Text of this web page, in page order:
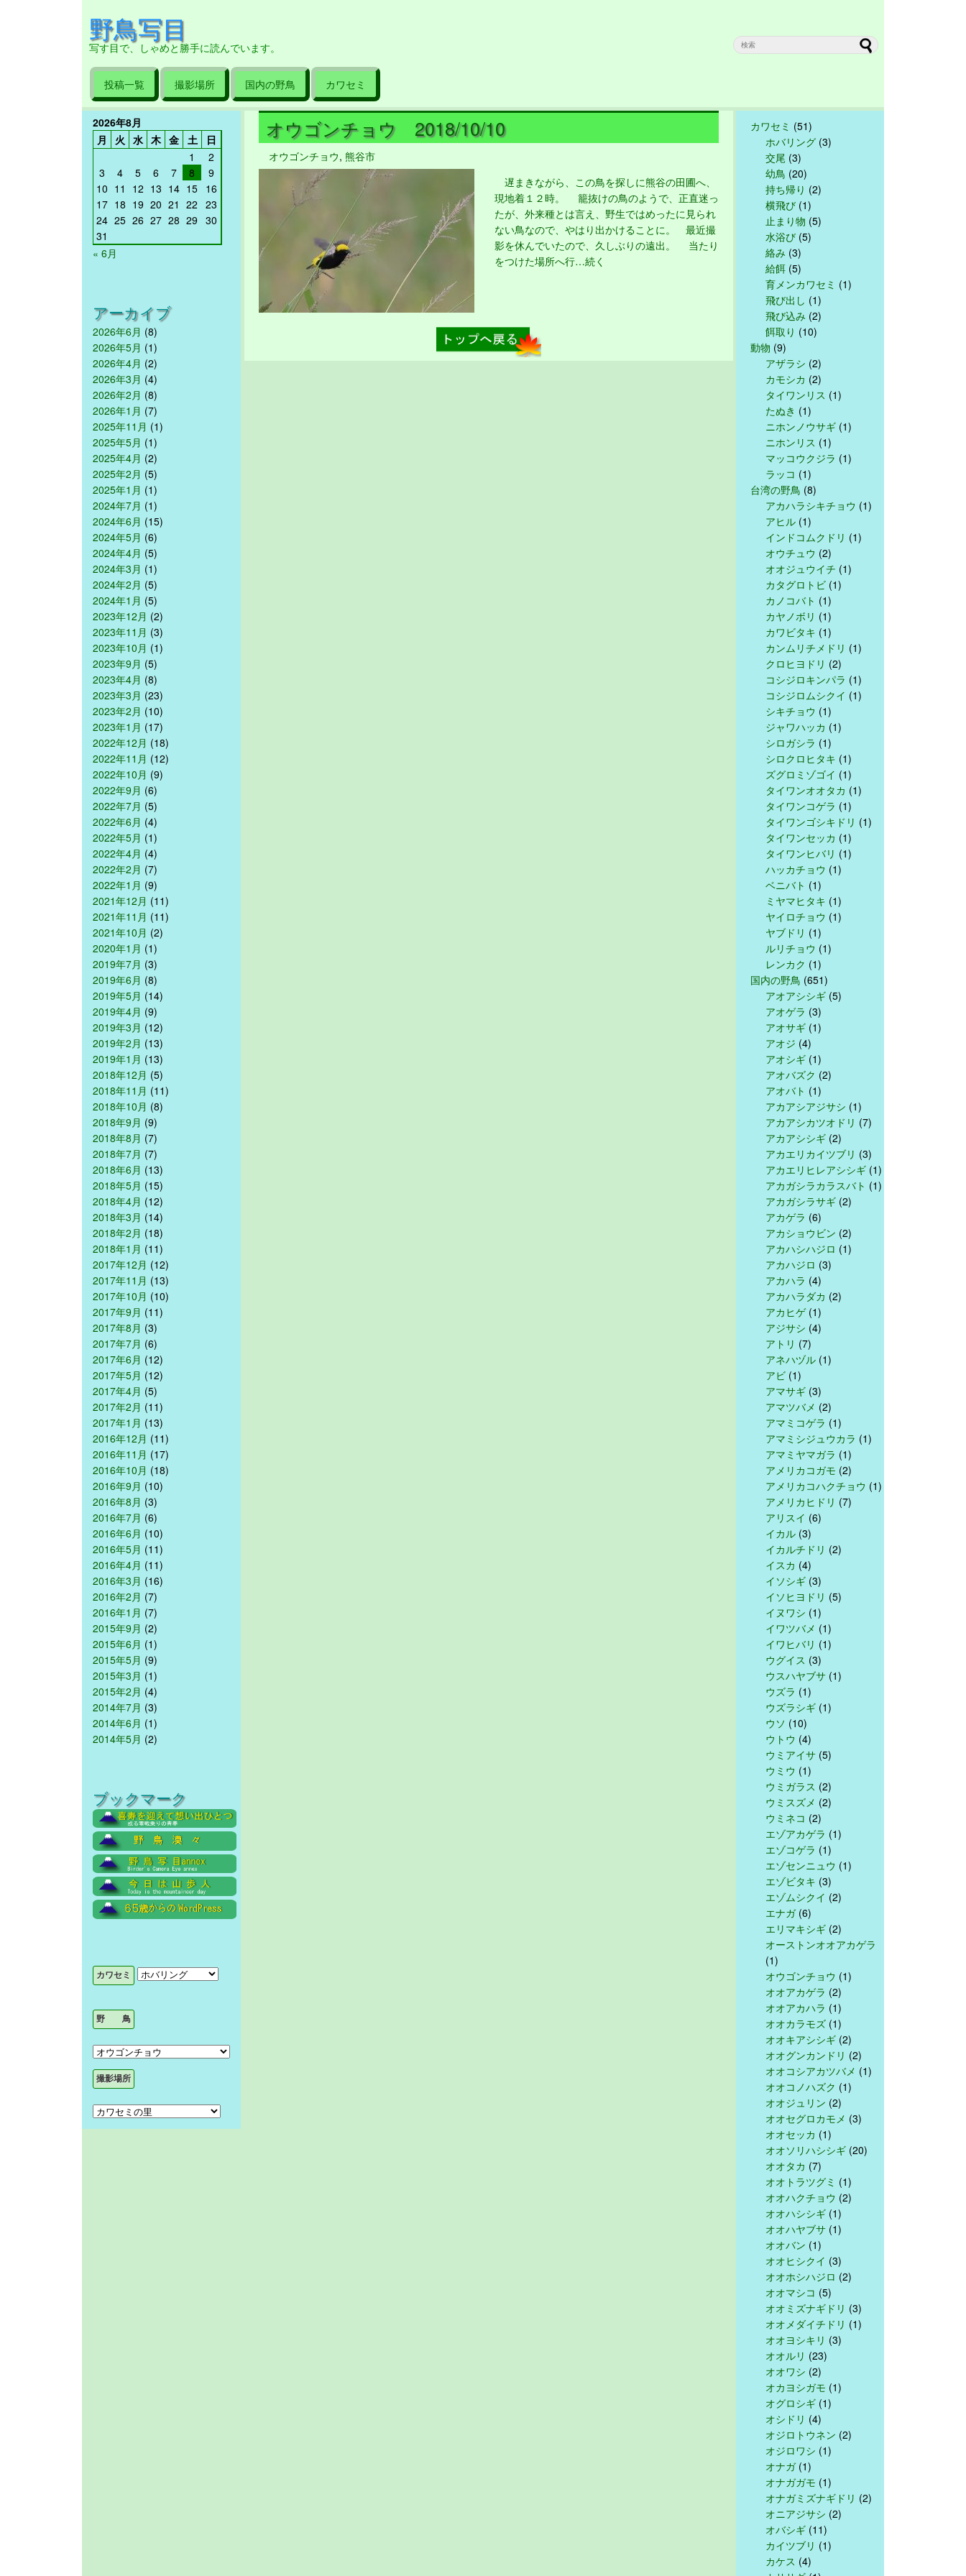
野鳥写目
写す目で、しゃめと勝手に読んでいます。
投稿一覧 撮影場所 国内の野鳥 カワセミ
2026年8月
月
火 水 木 金 土
日
1
2
3
4 5 6 7 8
9
10 11 12 13 14 15 16
17 18 19 20 21 22 23
24 25 26 27 28 29 30
31
« 6月
アーカイブ
2026年6月 (8)
2026年5月 (1)
2026年4月 (2)
2026年3月 (4)
2026年2月 (8)
2026年1月 (7)
2025年11月 (1)
2025年5月 (1)
2025年4月 (2)
2025年2月 (5)
2025年1月 (1)
2024年7月 (1)
2024年6月 (15)
2024年5月 (6)
2024年4月 (5)
2024年3月 (1)
2024年2月 (5)
2024年1月 (5)
2023年12月 (2)
2023年11月 (3)
2023年10月 (1)
2023年9月 (5)
2023年4月 (8)
2023年3月 (23)
2023年2月 (10)
2023年1月 (17)
2022年12月 (18)
2022年11月 (12)
2022年10月 (9)
2022年9月 (6)
2022年7月 (5)
2022年6月 (4)
2022年5月 (1)
2022年4月 (4)
2022年2月 (7)
2022年1月 (9)
2021年12月 (11)
2021年11月 (11)
2021年10月 (2)
2020年1月 (1)
2019年7月 (3)
2019年6月 (8)
2019年5月 (14)
2019年4月 (9)
2019年3月 (12)
2019年2月 (13)
2019年1月 (13)
2018年12月 (5)
2018年11月 (11)
2018年10月 (8)
2018年9月 (9)
2018年8月 (7)
2018年7月 (7)
2018年6月 (13)
2018年5月 (15)
2018年4月 (12)
2018年3月 (14)
2018年2月 (18)
2018年1月 (11)
2017年12月 (12)
2017年11月 (13)
2017年10月 (10)
2017年9月 (11)
2017年8月 (3)
2017年7月 (6)
2017年6月 (12)
2017年5月 (12)
2017年4月 (5)
2017年2月 (11)
2017年1月 (13)
2016年12月 (11)
2016年11月 (17)
2016年10月 (18)
2016年9月 (10)
2016年8月 (3)
2016年7月 (6)
2016年6月 (10)
2016年5月 (11)
2016年4月 (11)
2016年3月 (16)
2016年2月 (7)
2016年1月 (7)
2015年9月 (2)
2015年6月 (1)
2015年5月 (9)
2015年3月 (1)
2015年2月 (4)
2014年7月 (3)
2014年6月 (1)
2014年5月 (2)
ブックマーク
オウゴンチョウ 2018/10/10
オウゴンチョウ, 熊谷市
遅まきながら、この鳥を探しに熊谷の田圃へ、
現地着１２時。 籠抜けの鳥のようで、正直迷っ
たが、外来種とは言え、野生ではめったに見られ
ない鳥なので、やはり出かけることに。 最近撮
影を休んでいたので、久しぶりの遠出。 当たり
をつけた場所へ行…続く
カワセミ (51)
ホバリング (3)
交尾 (3)
幼鳥 (20)
持ち帰り (2)
横飛び (1)
止まり物 (5)
水浴び (5)
絡み (3)
給餌 (5)
育メンカワセミ (1)
飛び出し (1)
飛び込み (2)
餌取り (10)
動物 (9)
アザラシ (2)
カモシカ (2)
タイワンリス (1)
たぬき (1)
ニホンノウサギ (1)
ニホンリス (1)
マッコウクジラ (1)
ラッコ (1)
台湾の野鳥 (8)
アカハラシキチョウ (1)
アヒル (1)
インドコムクドリ (1)
オウチュウ (2)
オオジュウイチ (1)
カタグロトビ (1)
カノコバト (1)
カヤノボリ (1)
カワビタキ (1)
カンムリチメドリ (1)
クロヒヨドリ (2)
コシジロキンパラ (1)
コシジロムシクイ (1)
シキチョウ (1)
ジャワハッカ (1)
シロガシラ (1)
シロクロヒタキ (1)
ズグロミゾゴイ (1)
タイワンオオタカ (1)
タイワンコゲラ (1)
タイワンゴシキドリ (1)
タイワンセッカ (1)
タイワンヒバリ (1)
ハッカチョウ (1)
ベニバト (1)
ミヤマヒタキ (1)
ヤイロチョウ (1)
ヤブドリ (1)
ルリチョウ (1)
レンカク (1)
国内の野鳥 (651)
アオアシシギ (5)
アオゲラ (3)
アオサギ (1)
アオジ (4)
アオシギ (1)
アオバズク (2)
アオバト (1)
アカアシアジサシ (1)
アカアシカツオドリ (7)
アカアシシギ (2)
アカエリカイツブリ (3)
アカエリヒレアシシギ (1)
アカガシラカラスバト (1)
アカガシラサギ (2)
アカゲラ (6)
アカショウビン (2)
アカハシハジロ (1)
アカハジロ (3)
アカハラ (4)
アカハラダカ (2)
アカヒゲ(1)
アジサシ (4)
アトリ (7)
アネハヅル (1)
アビ (1)
アマサギ (3)
アマツバメ (2)
アマミコゲラ (1)
アマミシジュウカラ (1)
アマミヤマガラ (1)
アメリカコガモ (2)
アメリカコハクチョウ (1)
アメリカヒドリ (7)
アリスイ (6)
イカル (3)
イカルチドリ (2)
イスカ (4)
イソシギ (3)
イソヒヨドリ (5)
イヌワシ (1)
イワツバメ (1)
イワヒバリ (1)
ウグイス (3)
ウスハヤブサ (1)
ウズラ (1)
ウズラシギ (1)
ウソ (10)
ウトウ (4)
ウミアイサ (5)
ウミウ (1)
ウミガラス (2)
ウミスズメ (2)
ウミネコ (2)
エゾアカゲラ (1)
エゾコゲラ (1)
エゾセンニュウ (1)
エゾビタキ (3)
エゾムシクイ (2)
エナガ(6)
エリマキシギ (2)
オーストンオオアカゲラ
(1)
オウゴンチョウ (1)
オオアカゲラ (2)
オオアカハラ (1)
オオカラモズ (1)
オオキアシシギ (2)
オオグンカンドリ (2)
オオコシアカツバメ (1)
オオコノハズク (1)
オオジュリン (2)
オオセグロカモメ (3)
オオセッカ (1)
オオソリハシシギ (20)
オオタカ (7)
オオトラツグミ (1)
オオハクチョウ (2)
オオハシシギ (1)
オオハヤブサ (1)
オオバン (1)
オオヒシクイ (3)
オオホシハジロ (2)
オオマシコ (5)
オオミズナギドリ (3)
オオメダイチドリ (1)
オオヨシキリ (3)
オオルリ (23)
オオワシ (2)
オカヨシガモ (1)
オグロシギ (1)
オシドリ (4)
オジロトウネン (2)
オジロワシ (1)
オナガ(1)
オナガガモ (1)
オナガミズナギドリ (2)
オニアジサシ (2)
オバシギ (11)
カイツブリ (1)
カケス (4)